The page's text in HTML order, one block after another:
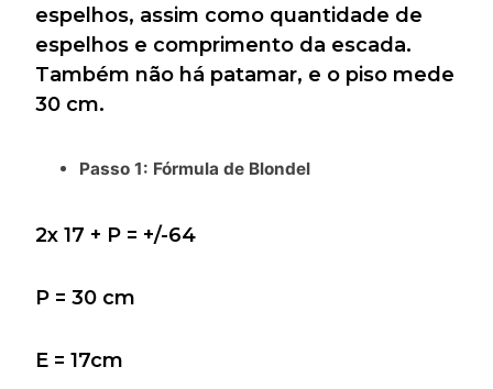
espelhos, assim como quantidade de
espelhos e comprimento da escada.
Também não há patamar, e o piso mede
30 cm.
Passo 1: Fórmula de Blondel
2x 17 + P = +/-64
P = 30 cm
E = 17cm